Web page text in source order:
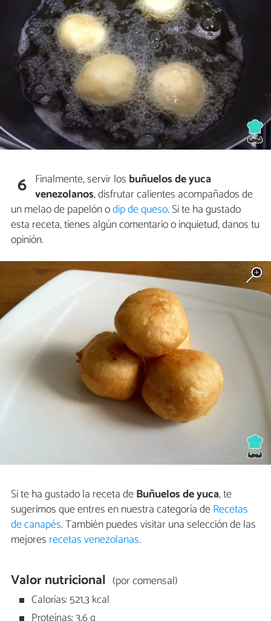
6 Finalmente, servir los buñuelos de yuca
venezolanos, disfrutar calientes acompañados de
un melao de papelón odip de queso. Si te ha gustado
esta receta, tienes algún comentario o inquietud, danos tu
opinión.
Si te ha gustado la receta deBuñuelos de yuca, te
sugerimos que entres en nuestra categoría deRecetas
de canapés. También puedes visitar una selección de las
mejores recetas venezolanas.
Valor nutricional (por comensal)
Calorías: 521,3 kcal